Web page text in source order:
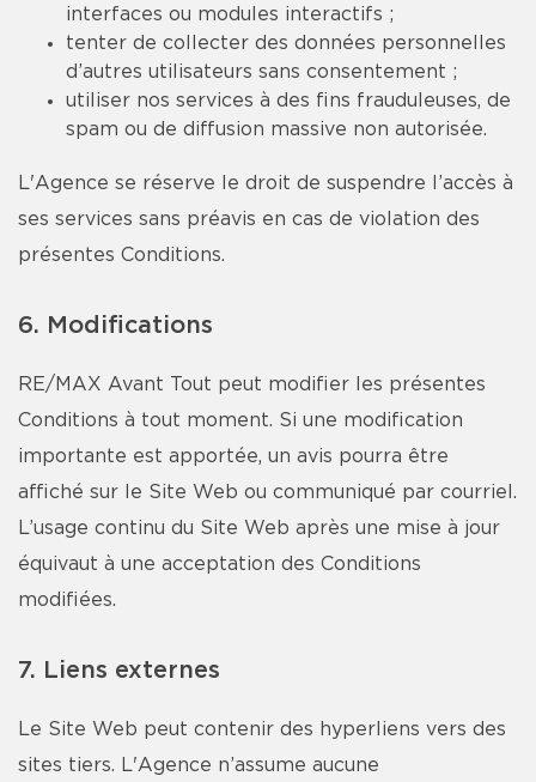
interfaces ou modules interactifs ;
tenter de collecter des données personnelles
d’autres utilisateurs sans consentement ;
utiliser nos services à des fins frauduleuses, de
spam ou de diffusion massive non autorisée.
L'Agence se réserve le droit de suspendre l’accès à
ses services sans préavis en cas de violation des
présentes Conditions.
6. Modifications
RE/MAX Avant Tout peut modifier les présentes
Conditions à tout moment. Si une modification
importante est apportée, un avis pourra être
affiché sur le Site Web ou communiqué par courriel.
L’usage continu du Site Web après une mise à jour
équivaut à une acceptation des Conditions
modifiées.
7. Liens externes
Le Site Web peut contenir des hyperliens vers des
sites tiers. L'Agence n’assume aucune